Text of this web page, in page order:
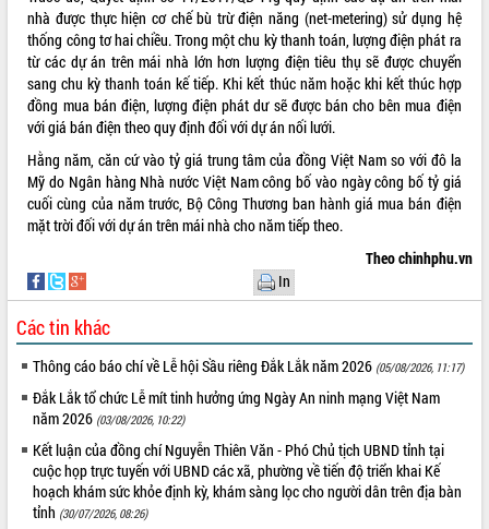
VIDEO
Không có file video nào để phát.
ALBUM ẢNH
nhà được thực hiện cơ chế bù trừ điện năng (net-metering) sử dụng hệ
thống công tơ hai chiều. Trong một chu kỳ thanh toán, lượng điện phát ra
từ các dự án trên mái nhà lớn hơn lượng điện tiêu thụ sẽ được chuyển
sang chu kỳ thanh toán kế tiếp. Khi kết thúc năm hoặc khi kết thúc hợp
đồng mua bán điện, lượng điện phát dư sẽ được bán cho bên mua điện
với giá bán điện theo quy định đối với dự án nối lưới.
Hằng năm, căn cứ vào tỷ giá trung tâm của đồng Việt Nam so với đô la
Mỹ do Ngân hàng Nhà nước Việt Nam công bố vào ngày công bố tỷ giá
cuối cùng của năm trước, Bộ Công Thương ban hành giá mua bán điện
mặt trời đối với dự án trên mái nhà cho năm tiếp theo.
Theo chinhphu.vn
In
Các tin khác
Thông cáo báo chí về Lễ hội Sầu riêng Đắk Lắk năm 2026 (05/08/2026, 11:17)
Đắk Lắk tổ chức Lễ mít tinh hưởng ứng Ngày An ninh mạng Việt Nam
năm 2026 (03/08/2026, 10:22)
Kết luận của đồng chí Nguyễn Thiên Văn - Phó Chủ tịch UBND tỉnh tại
cuộc họp trực tuyến với UBND các xã, phường về tiến độ triển khai Kế
hoạch khám sức khỏe định kỳ, khám sàng lọc cho người dân trên địa bàn
tỉnh (30/07/2026, 08:26)